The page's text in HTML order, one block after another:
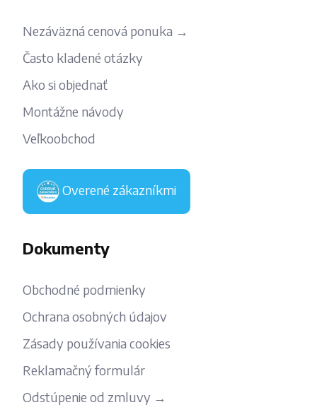
Nezáväzná cenová ponuka →
Často kladené otázky
Ako si objednať
Montážne návody
Veľkoobchod
Overené zákazníkmi
Dokumenty
Obchodné podmienky
Ochrana osobných údajov
Zásady používania cookies
Reklamačný formulár
Odstúpenie od zmluvy →